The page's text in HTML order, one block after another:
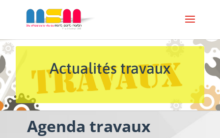
Actualités travaux
Agenda travaux